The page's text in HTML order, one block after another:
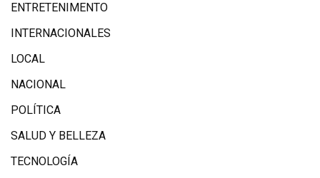
ENTRETENIMENTO
INTERNACIONALES
LOCAL
NACIONAL
POLÍTICA
SALUD Y BELLEZA
TECNOLOGÍA